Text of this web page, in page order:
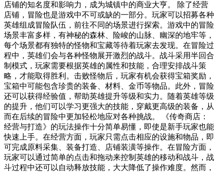
店铺的知名度和影响力，成为城镇中的商业大亨。 除了经营
店铺，冒险也是游戏中不可或缺的一部分。玩家可以招募各种
英雄组成冒险队伍，前往不同的场景进行探索。游戏中的冒险
场景丰富多样，有神秘的森林、险峻的山脉、幽深的地牢等，
每个场景都有独特的怪物和宝藏等待着玩家去发现。在冒险过
程中，英雄们会与各种怪物展开激烈的战斗。战斗采用半回合
制模式，玩家需要根据英雄的属性和技能，合理安排战斗策
略，才能取得胜利。击败怪物后，玩家有机会获得宝箱奖励，
宝箱中可能包含珍贵的装备、材料、金币等物品。此外，冒险
还可以获得经验值，帮助英雄提升等级和实力。随着英雄等级
的提升，他们可以学习更强大的技能，穿戴更高级的装备，从
而在后续的冒险中更加轻松地应对各种挑战。 《传奇商店：
经营与打造》的玩法操作十分简单易懂，即使是新手玩家也能
快速上手。在经营方面，玩家只需点击相应的设施和物品，即
可完成原料采集、装备打造、店铺装潢等操作。在冒险方面，
玩家可以通过简单的点击和拖动来控制英雄的移动和战斗，战
斗过程中还可以自动释放技能，大大降低了操作难度。然而，